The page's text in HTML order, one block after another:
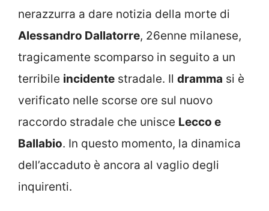
nerazzurra a dare notizia della morte di
Alessandro Dallatorre, 26enne milanese,
tragicamente scomparso in seguito a un
terribile incidente stradale. Il dramma si è
verificato nelle scorse ore sul nuovo
raccordo stradale che unisce Lecco e
Ballabio. In questo momento, la dinamica
dell’accaduto è ancora al vaglio degli
inquirenti.